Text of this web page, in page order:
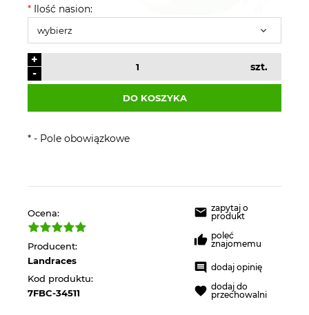
* Ilość nasion:
-
+
szt.
DO KOSZYKA
* - Pole obowiązkowe
Ocena:
Producent:
Landraces
Kod produktu:
7FBC-34511
zapytaj o
produkt
poleć
znajomemu
dodaj opinię
dodaj do
przechowalni